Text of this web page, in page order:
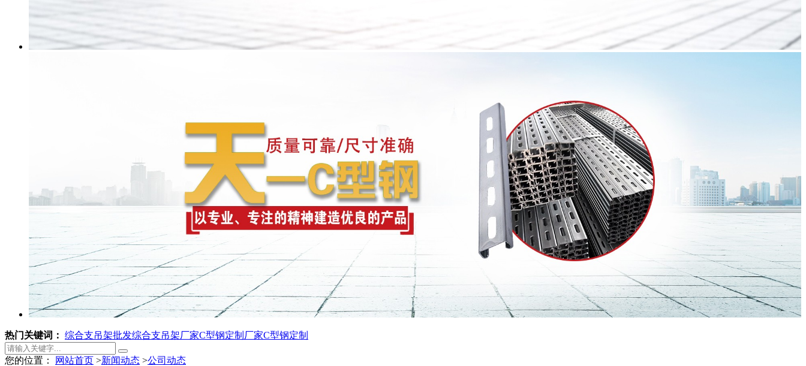
热门关键词： 综合支吊架批发综合支吊架厂家C型钢定制厂家C型钢定制
您的位置： 网站首页 >新闻动态 >公司动态